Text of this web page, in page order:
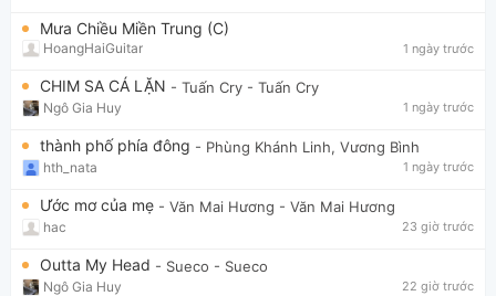
Mưa Chiều Miền Trung (C)
HoangHaiGuitar 1 ngày trước
CHIM SA CÁ LẶN - Tuấn Cry - Tuấn Cry
Ngô Gia Huy 1 ngày trước
thành phố phía đông - Phùng Khánh Linh, Vương Bình
hth_nata 1 ngày trước
Ước mơ của mẹ - Văn Mai Hương - Văn Mai Hương
hac 23 giờ trước
Outta My Head - Sueco - Sueco
Ngô Gia Huy 22 giờ trước